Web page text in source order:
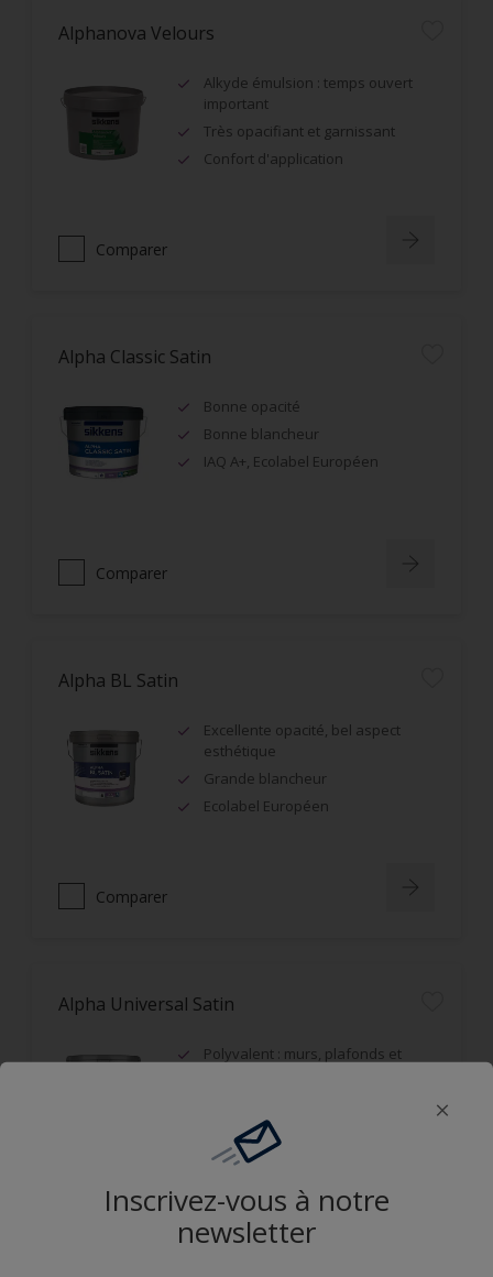
Alphanova Velours
Alkyde émulsion : temps ouvert
important
Très opacifiant et garnissant
Confort d'application
Comparer
Alpha Classic Satin
Bonne opacité
Bonne blancheur
IAQ A+, Ecolabel Européen
Comparer
Alpha BL Satin
Excellente opacité, bel aspect
esthétique
Grande blancheur
Ecolabel Européen
Comparer
Alpha Universal Satin
Polyvalent : murs, plafonds et
Applicable mouillé sur mouillé
Inscrivez-vous à notre
newsletter